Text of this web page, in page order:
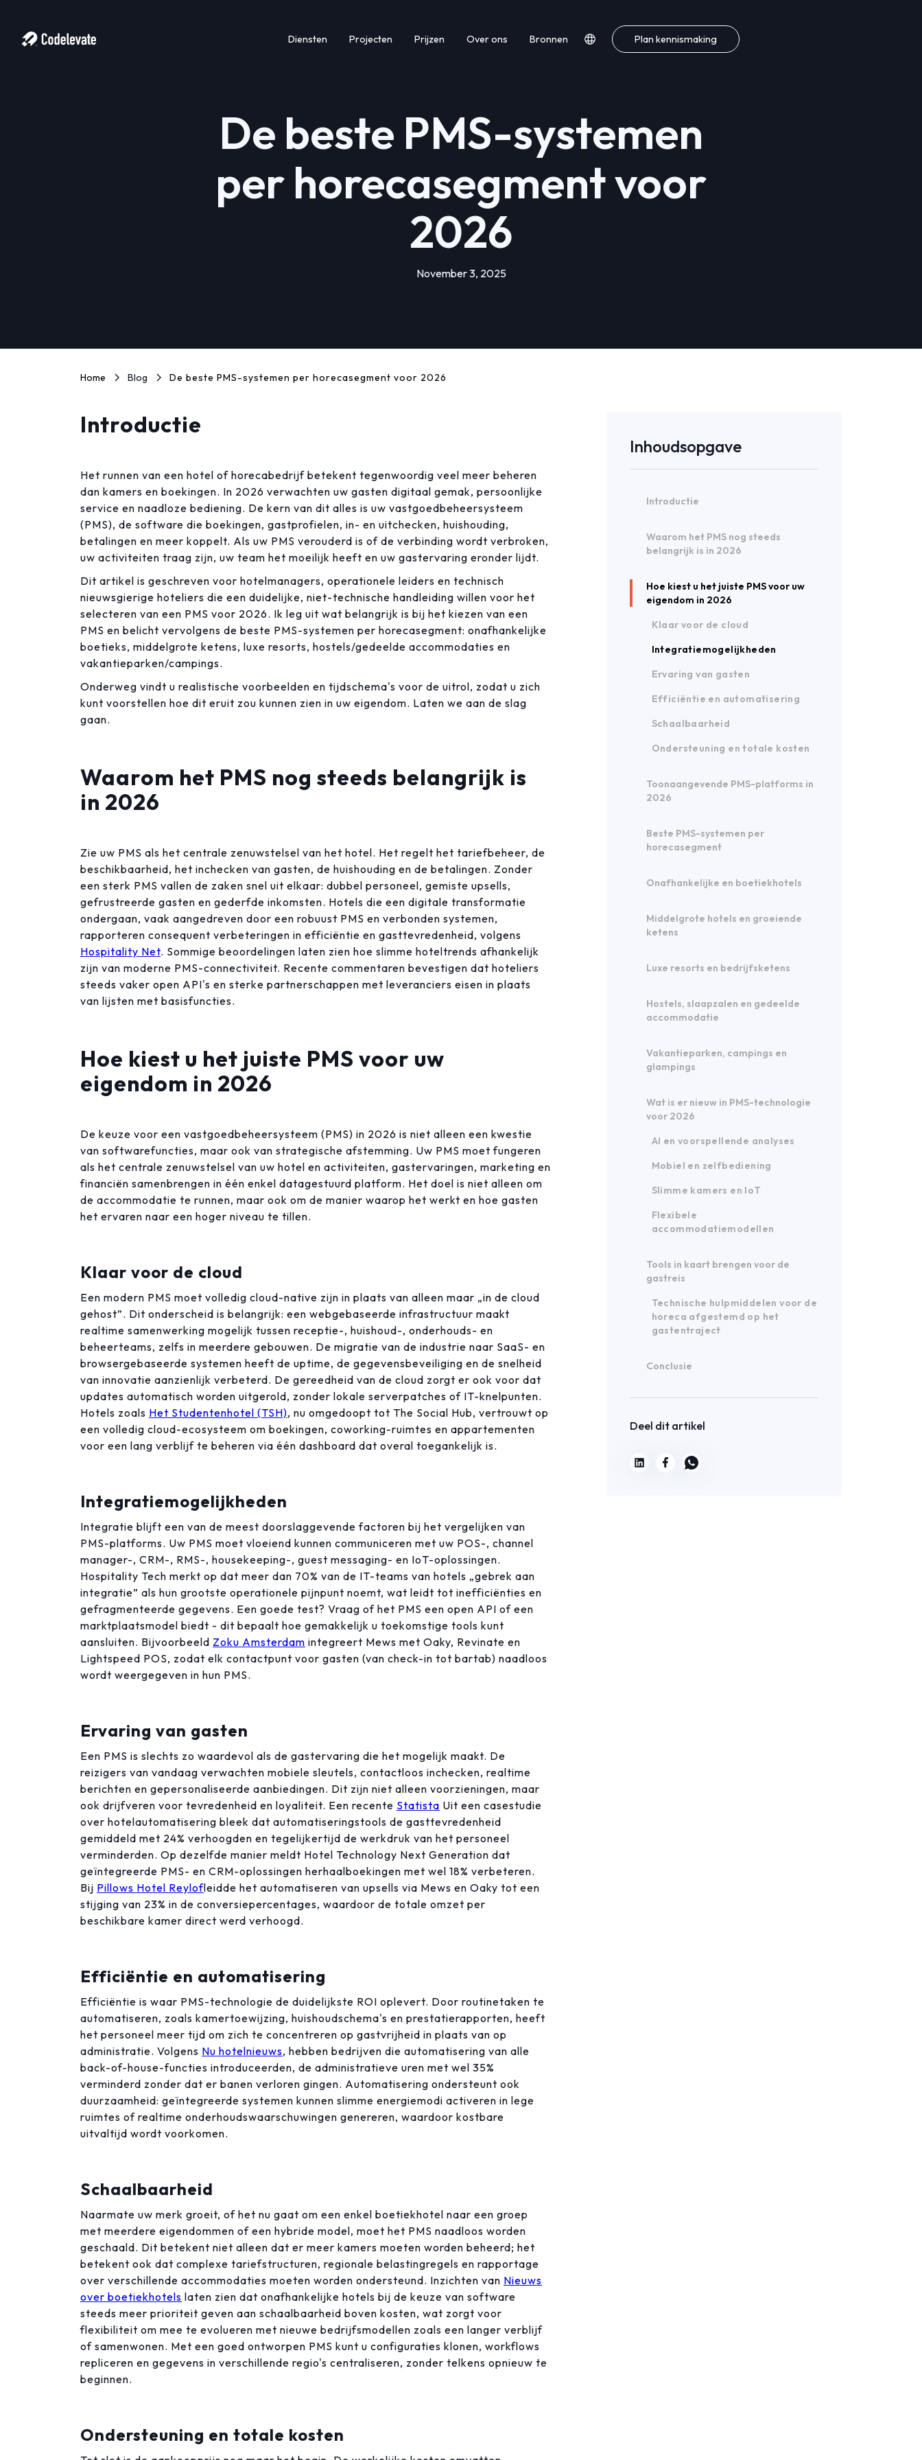
Diensten Projecten Prijzen Over ons Bronnen Plan kennismaking
De beste PMS-systemen
per horecasegment voor
2026
November 3, 2025
Home Blog De beste PMS-systemen per horecasegment voor 2026
Introductie
Het runnen van een hotel of horecabedrijf betekent tegenwoordig veel meer beheren
dan kamers en boekingen. In 2026 verwachten uw gasten digitaal gemak, persoonlijke
service en naadloze bediening. De kern van dit alles is uw vastgoedbeheersysteem
(PMS), de software die boekingen, gastprofielen, in- en uitchecken, huishouding,
betalingen en meer koppelt. Als uw PMS verouderd is of de verbinding wordt verbroken,
uw activiteiten traag zijn, uw team het moeilijk heeft en uw gastervaring eronder lijdt.
Dit artikel is geschreven voor hotelmanagers, operationele leiders en technisch
nieuwsgierige hoteliers die een duidelijke, niet-technische handleiding willen voor het
selecteren van een PMS voor 2026. Ik leg uit wat belangrijk is bij het kiezen van een
PMS en belicht vervolgens de beste PMS-systemen per horecasegment: onafhankelijke
boetieks, middelgrote ketens, luxe resorts, hostels/gedeelde accommodaties en
vakantieparken/campings.
Onderweg vindt u realistische voorbeelden en tijdschema's voor de uitrol, zodat u zich
kunt voorstellen hoe dit eruit zou kunnen zien in uw eigendom. Laten we aan de slag
gaan.
Waarom het PMS nog steeds belangrijk is
in 2026
Zie uw PMS als het centrale zenuwstelsel van het hotel. Het regelt het tariefbeheer, de
beschikbaarheid, het inchecken van gasten, de huishouding en de betalingen. Zonder
een sterk PMS vallen de zaken snel uit elkaar: dubbel personeel, gemiste upsells,
gefrustreerde gasten en gederfde inkomsten. Hotels die een digitale transformatie
ondergaan, vaak aangedreven door een robuust PMS en verbonden systemen,
rapporteren consequent verbeteringen in efficiëntie en gasttevredenheid, volgens
Hospitality Net. Sommige beoordelingen laten zien hoe slimme hoteltrends afhankelijk
zijn van moderne PMS-connectiviteit. Recente commentaren bevestigen dat hoteliers
steeds vaker open API's en sterke partnerschappen met leveranciers eisen in plaats
van lijsten met basisfuncties.
Hoe kiest u het juiste PMS voor uw
eigendom in 2026
De keuze voor een vastgoedbeheersysteem (PMS) in 2026 is niet alleen een kwestie
van softwarefuncties, maar ook van strategische afstemming. Uw PMS moet fungeren
als het centrale zenuwstelsel van uw hotel en activiteiten, gastervaringen, marketing en
financiën samenbrengen in één enkel datagestuurd platform. Het doel is niet alleen om
de accommodatie te runnen, maar ook om de manier waarop het werkt en hoe gasten
het ervaren naar een hoger niveau te tillen.
Klaar voor de cloud
Een modern PMS moet volledig cloud-native zijn in plaats van alleen maar „in de cloud
gehost”. Dit onderscheid is belangrijk: een webgebaseerde infrastructuur maakt
realtime samenwerking mogelijk tussen receptie-, huishoud-, onderhouds- en
beheerteams, zelfs in meerdere gebouwen. De migratie van de industrie naar SaaS- en
browsergebaseerde systemen heeft de uptime, de gegevensbeveiliging en de snelheid
van innovatie aanzienlijk verbeterd. De gereedheid van de cloud zorgt er ook voor dat
updates automatisch worden uitgerold, zonder lokale serverpatches of IT-knelpunten.
Hotels zoals Het Studentenhotel (TSH), nu omgedoopt tot The Social Hub, vertrouwt op
een volledig cloud-ecosysteem om boekingen, coworking-ruimtes en appartementen
voor een lang verblijf te beheren via één dashboard dat overal toegankelijk is.
Integratiemogelijkheden
Integratie blijft een van de meest doorslaggevende factoren bij het vergelijken van
PMS-platforms. Uw PMS moet vloeiend kunnen communiceren met uw POS-, channel
manager-, CRM-, RMS-, housekeeping-, guest messaging- en IoT-oplossingen.
Hospitality Tech merkt op dat meer dan 70% van de IT-teams van hotels „gebrek aan
integratie” als hun grootste operationele pijnpunt noemt, wat leidt tot inefficiënties en
gefragmenteerde gegevens. Een goede test? Vraag of het PMS een open API of een
marktplaatsmodel biedt - dit bepaalt hoe gemakkelijk u toekomstige tools kunt
aansluiten. Bijvoorbeeld Zoku Amsterdam integreert Mews met Oaky, Revinate en
Lightspeed POS, zodat elk contactpunt voor gasten (van check-in tot bartab) naadloos
wordt weergegeven in hun PMS.
Ervaring van gasten
Een PMS is slechts zo waardevol als de gastervaring die het mogelijk maakt. De
reizigers van vandaag verwachten mobiele sleutels, contactloos inchecken, realtime
berichten en gepersonaliseerde aanbiedingen. Dit zijn niet alleen voorzieningen, maar
ook drijfveren voor tevredenheid en loyaliteit. Een recente Statista Uit een casestudie
over hotelautomatisering bleek dat automatiseringstools de gasttevredenheid
gemiddeld met 24% verhoogden en tegelijkertijd de werkdruk van het personeel
verminderden. Op dezelfde manier meldt Hotel Technology Next Generation dat
geïntegreerde PMS- en CRM-oplossingen herhaalboekingen met wel 18% verbeteren.
Bij Pillows Hotel Reylofleidde het automatiseren van upsells via Mews en Oaky tot een
stijging van 23% in de conversiepercentages, waardoor de totale omzet per
beschikbare kamer direct werd verhoogd.
Efficiëntie en automatisering
Efficiëntie is waar PMS-technologie de duidelijkste ROI oplevert. Door routinetaken te
automatiseren, zoals kamertoewijzing, huishoudschema's en prestatierapporten, heeft
het personeel meer tijd om zich te concentreren op gastvrijheid in plaats van op
administratie. Volgens Nu hotelnieuws, hebben bedrijven die automatisering van alle
back-of-house-functies introduceerden, de administratieve uren met wel 35%
verminderd zonder dat er banen verloren gingen. Automatisering ondersteunt ook
duurzaamheid: geïntegreerde systemen kunnen slimme energiemodi activeren in lege
ruimtes of realtime onderhoudswaarschuwingen genereren, waardoor kostbare
uitvaltijd wordt voorkomen.
Schaalbaarheid
Naarmate uw merk groeit, of het nu gaat om een enkel boetiekhotel naar een groep
met meerdere eigendommen of een hybride model, moet het PMS naadloos worden
geschaald. Dit betekent niet alleen dat er meer kamers moeten worden beheerd; het
betekent ook dat complexe tariefstructuren, regionale belastingregels en rapportage
over verschillende accommodaties moeten worden ondersteund. Inzichten van Nieuws
over boetiekhotels laten zien dat onafhankelijke hotels bij de keuze van software
steeds meer prioriteit geven aan schaalbaarheid boven kosten, wat zorgt voor
flexibiliteit om mee te evolueren met nieuwe bedrijfsmodellen zoals een langer verblijf
of samenwonen. Met een goed ontworpen PMS kunt u configuraties klonen, workflows
repliceren en gegevens in verschillende regio's centraliseren, zonder telkens opnieuw te
beginnen.
Ondersteuning en totale kosten
Inhoudsopgave
Introductie
Waarom het PMS nog steeds
belangrijk is in 2026
Hoe kiest u het juiste PMS voor uw
eigendom in 2026
Klaar voor de cloud
Integratiemogelijkheden
Ervaring van gasten
Efficiëntie en automatisering
Schaalbaarheid
Ondersteuning en totale kosten
Toonaangevende PMS-platforms in
2026
Beste PMS-systemen per
horecasegment
Onafhankelijke en boetiekhotels
Middelgrote hotels en groeiende
ketens
Luxe resorts en bedrijfsketens
Hostels, slaapzalen en gedeelde
accommodatie
Vakantieparken, campings en
glampings
Wat is er nieuw in PMS-technologie
voor 2026
AI en voorspellende analyses
Mobiel en zelfbediening
Slimme kamers en IoT
Flexibele
accommodatiemodellen
Tools in kaart brengen voor de
gastreis
Technische hulpmiddelen voor de
horeca afgestemd op het
gastentraject
Conclusie
Deel dit artikel